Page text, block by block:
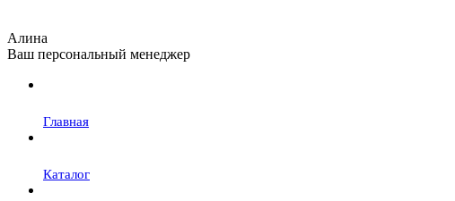
Алина
Ваш персональный менеджер
Главная
Каталог